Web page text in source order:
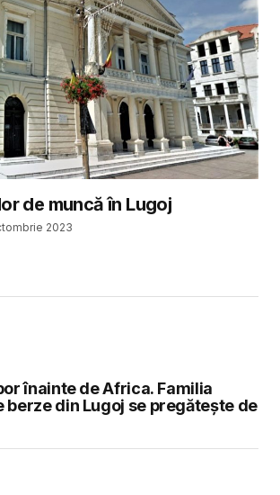
de muncă în Lugoj
2023
înainte de Africa. Familia
berze din Lugoj se pregătește de